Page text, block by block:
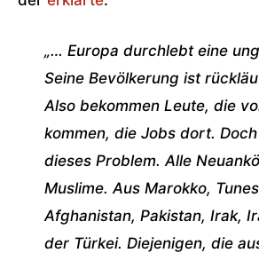
„… Europa durchlebt eine
Seine Bevölkerung ist
Also bekommen Leute, die
kommen, die Jobs dort.
dieses Problem. Alle
Muslime. Aus Marokko,
Afghanistan, Pakistan, Irak,
der Türkei. Diejenigen, die